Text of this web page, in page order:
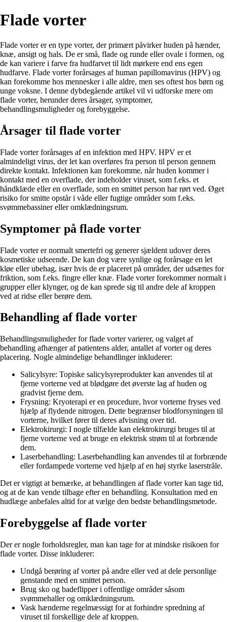
Flade vorter
Flade vorter er en type vorter, der primært påvirker huden på hænder,
knæ, ansigt og hals. De er små, flade og runde eller ovale i formen, og
de kan variere i farve fra hudfarvet til lidt mørkere end ens egen
hudfarve. Flade vorter forårsages af human papillomavirus (HPV) og
kan forekomme hos mennesker i alle aldre, men ses oftest hos børn og
unge voksne. I denne dybdegående artikel vil vi udforske mere om
flade vorter, herunder deres årsager, symptomer,
behandlingsmuligheder og forebyggelse.
Årsager til flade vorter
Flade vorter forårsages af en infektion med HPV. HPV er et
almindeligt virus, der let kan overføres fra person til person gennem
direkte kontakt. Infektionen kan forekomme, når huden kommer i
kontakt med en overflade, der indeholder viruset, som f.eks. et
håndklæde eller en overflade, som en smittet person har rørt ved. Øget
risiko for smitte opstår i våde eller fugtige områder som f.eks.
svømmebassiner eller omklædningsrum.
Symptomer på flade vorter
Flade vorter er normalt smertefri og generer sjældent udover deres
kosmetiske udseende. De kan dog være synlige og forårsage en let
kløe eller ubehag, især hvis de er placeret på områder, der udsættes for
friktion, som f.eks. fingre eller knæ. Flade vorter forekommer normalt i
grupper eller klynger, og de kan sprede sig til andre dele af kroppen
ved at ridse eller berøre dem.
Behandling af flade vorter
Behandlingsmuligheder for flade vorter varierer, og valget af
behandling afhænger af patientens alder, antallet af vorter og deres
placering. Nogle almindelige behandlinger inkluderer:
Salicylsyre: Topiske salicylsyreprodukter kan anvendes til at
fjerne vorterne ved at blødgøre det øverste lag af huden og
gradvist fjerne dem.
Frysning: Kryoterapi er en procedure, hvor vorterne fryses ved
hjælp af flydende nitrogen. Dette begrænser blodforsyningen til
vorterne, hvilket fører til deres afvisning over tid.
Elektrokirurgi: I nogle tilfælde kan elektrokirurgi bruges til at
fjerne vorterne ved at bruge en elektrisk strøm til at forbrænde
dem.
Laserbehandling: Laserbehandling kan anvendes til at forbrænde
eller fordampede vorterne ved hjælp af en høj styrke laserstråle.
Det er vigtigt at bemærke, at behandlingen af flade vorter kan tage tid,
og at de kan vende tilbage efter en behandling. Konsultation med en
hudlæge anbefales altid for at vælge den bedste behandlingsmetode.
Forebyggelse af flade vorter
Der er nogle forholdsregler, man kan tage for at mindske risikoen for
flade vorter. Disse inkluderer:
Undgå berøring af vorter på andre eller ved at dele personlige
genstande med en smittet person.
Brug sko og badeflipper i offentlige områder såsom
svømmehaller og omklædningsrum.
Vask hænderne regelmæssigt for at forhindre spredning af
viruset til forskellige dele af kroppen.